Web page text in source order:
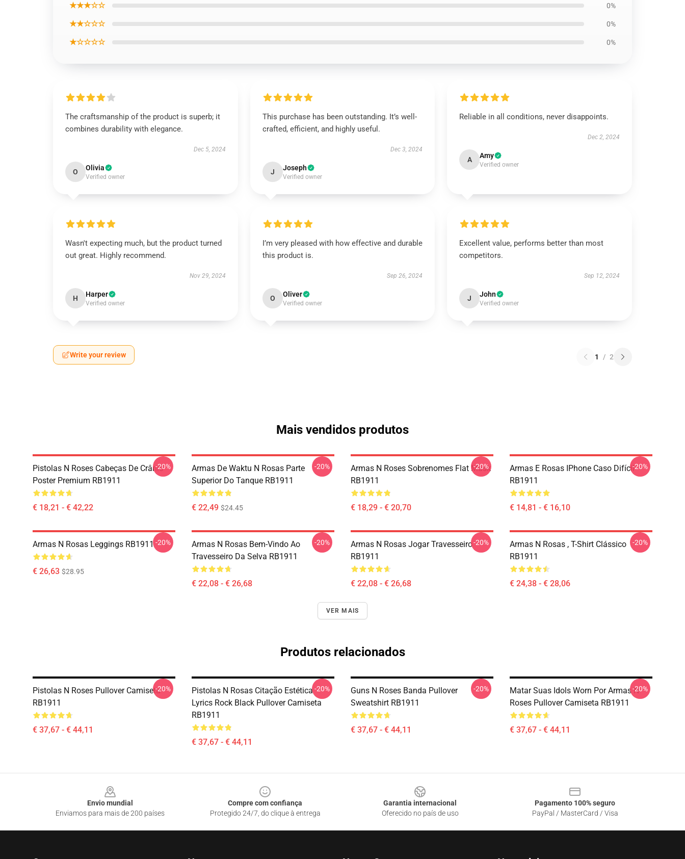
★★★☆☆ 0%
★★☆☆☆ 0%
★☆☆☆☆ 0%
The craftsmanship of the product is superb; it
combines durability with elegance.
Dec 5, 2024
O Olivia
Verified owner
This purchase has been outstanding. It’s well-
crafted, efficient, and highly useful.
Dec 3, 2024
J Joseph
Verified owner
Reliable in all conditions, never disappoints.
Dec 2, 2024
A Amy
Verified owner
Wasn't expecting much, but the product turned
out great. Highly recommend.
Nov 29, 2024
H Harper
Verified owner
I’m very pleased with how effective and durable
this product is.
Sep 26, 2024
O Oliver
Verified owner
Excellent value, performs better than most
competitors.
Sep 12, 2024
J John
Verified owner
Write your review 1 / 2
Mais vendidos produtos
Pistolas N Roses Cabeças De Crânio
Poster Premium RB1911
€ 18,21 - € 42,22
-20%
Armas De Waktu N Rosas Parte
Superior Do Tanque RB1911
€ 22,49 $24.45
-20%
Armas N Roses Sobrenomes Flat Mask
RB1911
€ 18,29 - € 20,70
-20%
Armas E Rosas IPhone Caso Difícil
RB1911
€ 14,81 - € 16,10
-20%
Armas N Rosas Leggings RB1911
€ 26,63 $28.95
-20%
Armas N Rosas Bem-Vindo Ao
Travesseiro Da Selva RB1911
€ 22,08 - € 26,68
-20%
Armas N Rosas Jogar Travesseiro
RB1911
€ 22,08 - € 26,68
-20%
Armas N Rosas , T-Shirt Clássico
RB1911
€ 24,38 - € 28,06
-20%
VER MAIS
Produtos relacionados
Pistolas N Roses Pullover Camiseta
RB1911
€ 37,67 - € 44,11
-20%
Pistolas N Rosas Citação Estética
Lyrics Rock Black Pullover Camiseta
RB1911
€ 37,67 - € 44,11
-20%
Guns N Roses Banda Pullover
Sweatshirt RB1911
€ 37,67 - € 44,11
-20%
Matar Suas Idols Worn Por Armas N
Roses Pullover Camiseta RB1911
€ 37,67 - € 44,11
-20%
Envio mundial
Enviamos para mais de 200 países
Compre com confiança
Protegido 24/7, do clique à entrega
Garantia internacional
Oferecido no país de uso
Pagamento 100% seguro
PayPal / MasterCard / Visa